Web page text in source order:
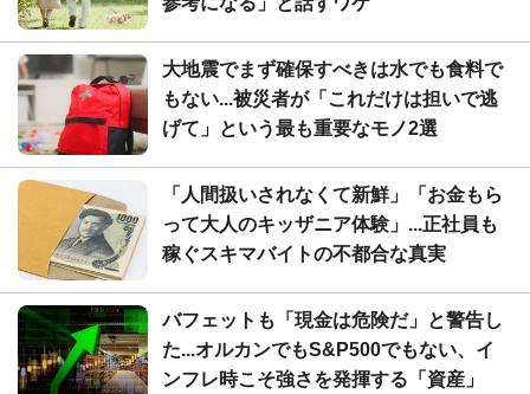
大地震でまず確保すべきは水でも食料で
もない...被災者が「これだけは担いで逃
げて」という最も重要なモノ2選
「人間扱いされなくて新鮮」「お金もら
って大人のキッザニア体験」...正社員も
稼ぐスキマバイトの不都合な真実
バフェットも「現金は危険だ」と警告し
た...オルカンでもS&P500でもない、イ
ンフレ時こそ強さを発揮する「資産」